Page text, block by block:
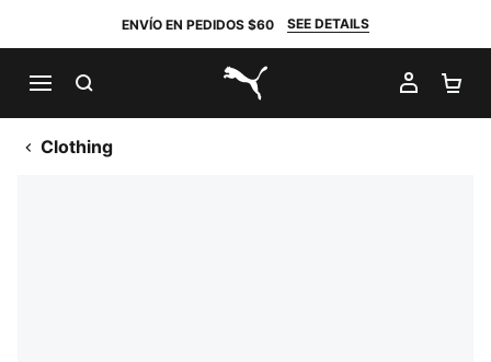
ENVÍO EN PEDIDOS $60 SEE DETAILS
PUMA.com
MI
Clothing